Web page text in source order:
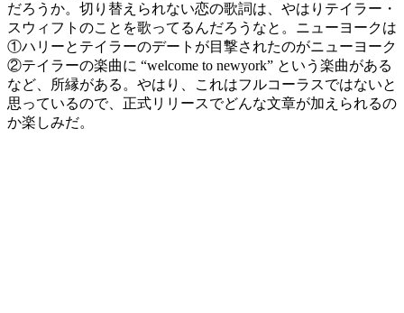
だろうか。切り替えられない恋の歌詞は、やはりテイラー・
スウィフトのことを歌ってるんだろうなと。ニューヨークは
①ハリーとテイラーのデートが目撃されたのがニューヨーク
②テイラーの楽曲に “welcome to newyork” という楽曲がある
など、所縁がある。やはり、これはフルコーラスではないと
思っているので、正式リリースでどんな文章が加えられるの
か楽しみだ。